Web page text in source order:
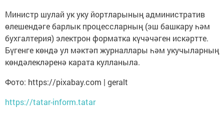
Министр шулай ук уку йортларының административ
өлешендәге барлык процессларның (эш башкару һәм
бухгалтерия) электрон форматка күчәчәген искәртте.
Бүгенге көндә ул мәктәп журналлары һәм укучыларның
көндәлекләренә карата кулланыла.
Фото: https://pixabay.com | geralt
https://tatar-inform.tatar